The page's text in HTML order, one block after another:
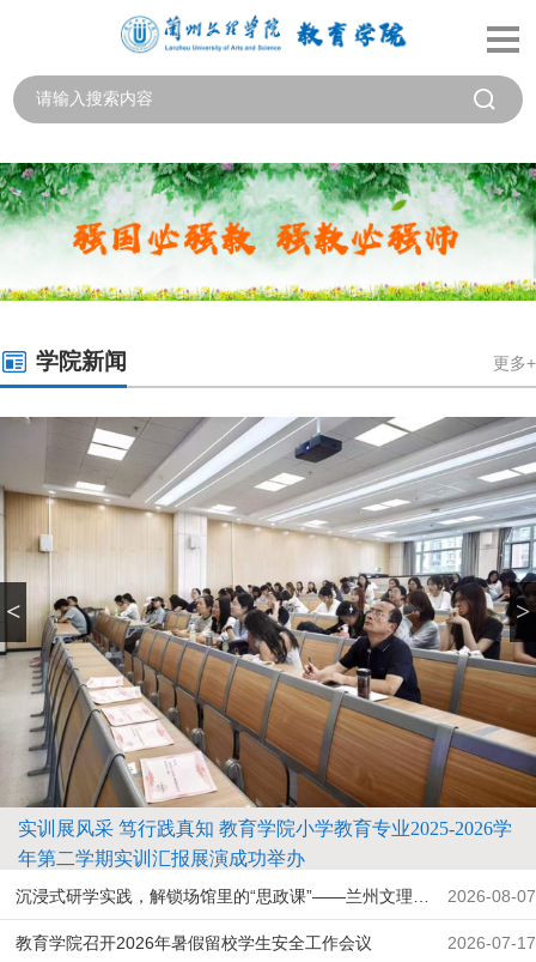
学院新闻 更多+
实训展风采 笃行践真知 教育学院小学教育专业2025-2026学
年第二学期实训汇报展演成功举办
< >
沉浸式研学实践，解锁场馆里的“思政课”——兰州文理学
院教育学院实践团走进榜罗镇会议纪念馆
2026-08-07
教育学院召开2026年暑假留校学生安全工作会议 2026-07-17